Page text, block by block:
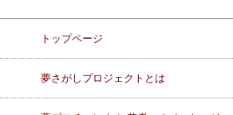
トップページ
夢さがしプロジェクトとは